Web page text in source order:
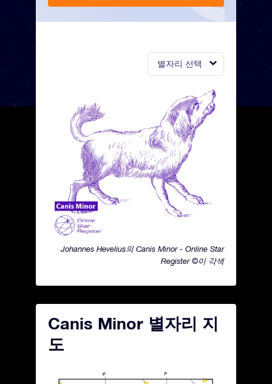
별자리 선택
Johannes Hevelius의 Canis Minor - Online Star
Register ©이 각색
Canis Minor 별자리 지
도